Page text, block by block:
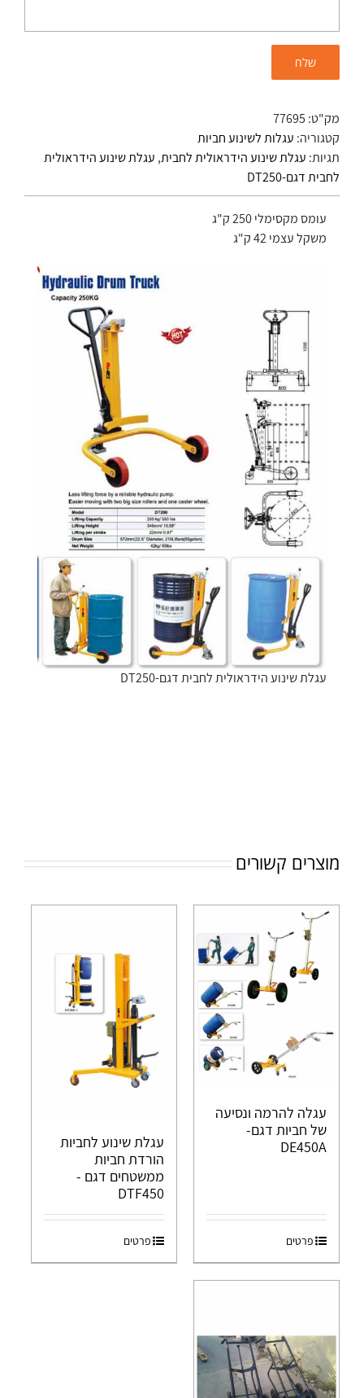
מק"ט: 77695
קטגוריה: עגלות לשינוע חביות
תגיות: עגלת שינוע הידראולית לחבית, עגלת שינוע הידראולית
לחבית דגם-DT250
עומס מקסימלי 250 ק"ג
משקל עצמי 42 ק"ג
עגלת שינוע הידראולית לחבית דגם-DT250
מוצרים קשורים
עגלה להרמה ונסיעה
של חביות דגם-
DE450A
פרטים
עגלת שינוע לחביות
הורדת חביות
ממשטחים דגם -
DTF450
פרטים